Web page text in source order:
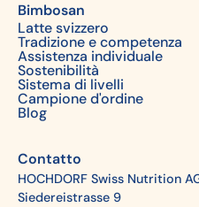
Bimbosan
Latte svizzero
Tradizione e competenza
Assistenza individuale
Sostenibilità
Sistema di livelli
Campione d'ordine
Blog
Contatto
HOCHDORF Swiss Nutrition
Siedereistrasse 9